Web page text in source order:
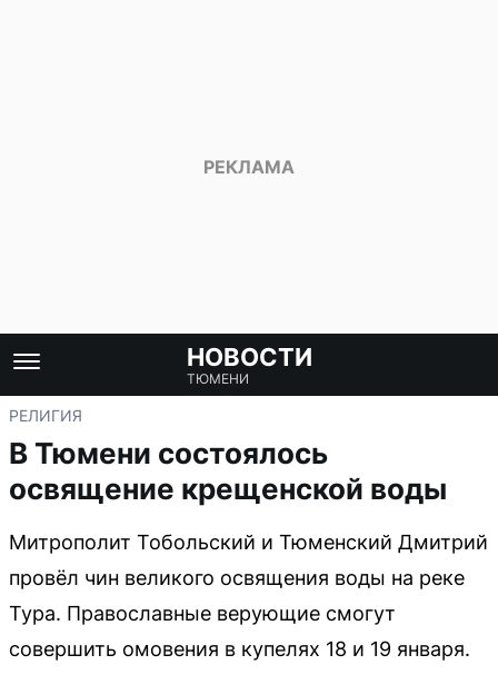
НОВОСТИ
ТЮМЕНИ
РЕЛИГИЯ
В Тюмени состоялось
освящение крещенской воды
Митрополит Тобольский и Тюменский Дмитрий
провёл чин великого освящения воды на реке
Тура. Православные верующие смогут
совершить омовения в купелях 18 и 19 января.